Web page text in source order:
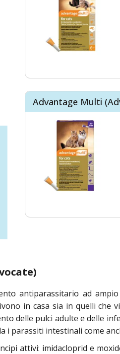
Advantage Multi
antiparassitario ad
in casa sia in quelli
delle pulci adulte e delle
i parassiti intestinali come
attivi: imidacloprid e